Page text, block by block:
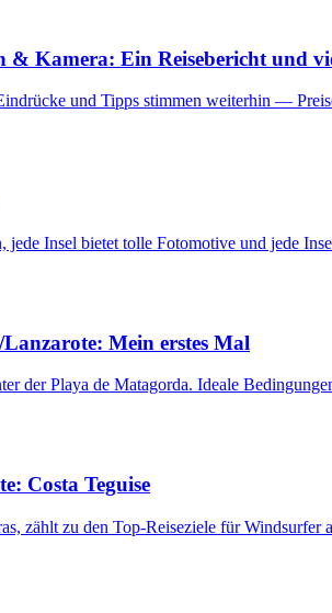
Kamera: Ein Reisebericht und
und Tipps stimmen weiterhin —
jede Insel bietet tolle Fotomotive und jede
Mein erstes Mal
der Playa de Matagorda. Ideale
Costa Teguise
zählt zu den Top-Reiseziele für